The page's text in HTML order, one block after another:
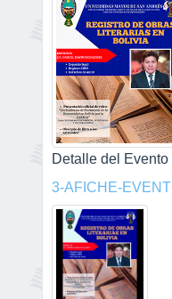
Detalle del
3-AFICHE-